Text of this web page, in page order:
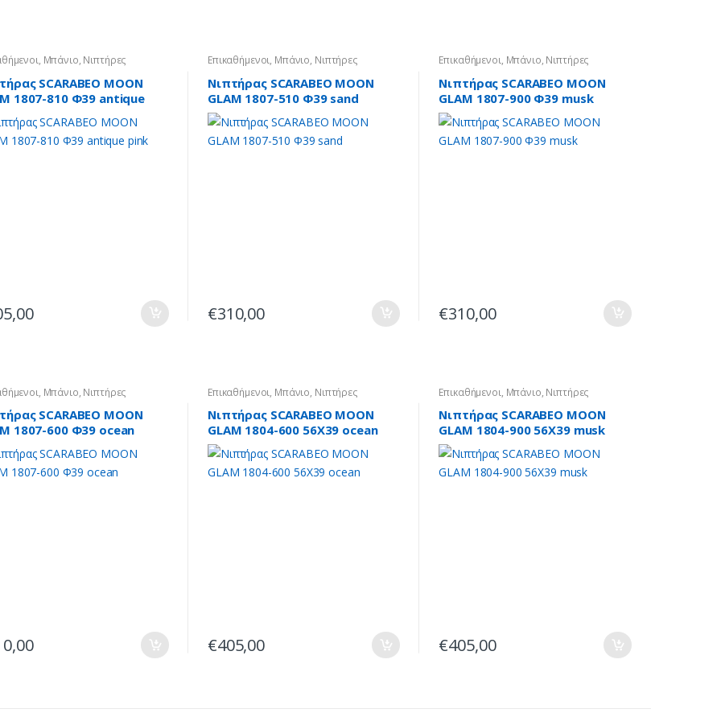
, Μπάνιο, Νιπτήρες
SCARABEO MOON
1807-810 Φ39 antique
Επικαθήμενοι, Μπάνιο, Νιπτήρες
Νιπτήρας SCARABEO MOON
GLAM 1807-510 Φ39 sand
€310,00
Επικαθήμενοι, Μπάνιο, Νιπτήρες
Νιπτήρας SCARABEO MOON
GLAM 1807-900 Φ39 musk
€310,00
, Μπάνιο, Νιπτήρες
SCARABEO MOON
1807-600 Φ39 ocean
Επικαθήμενοι, Μπάνιο, Νιπτήρες
Νιπτήρας SCARABEO MOON
GLAM 1804-600 56X39 ocean
€405,00
Επικαθήμενοι, Μπάνιο, Νιπτήρες
Νιπτήρας SCARABEO MOON
GLAM 1804-900 56X39 musk
€405,00